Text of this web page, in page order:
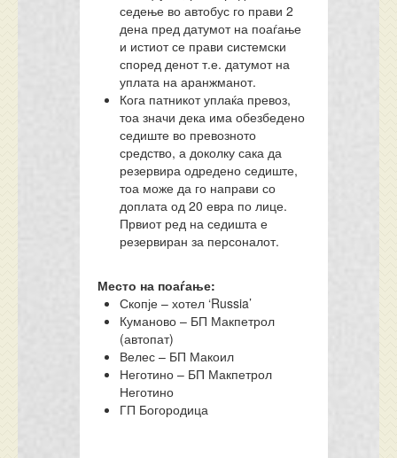
седење во автобус го прави 2
дена пред датумот на поаѓање
и истиот се прави системски
според денот т.е. датумот на
уплата на аранжманот.
Кога патникот уплаќа превоз,
тоа значи дека има обезбедено
седиште во превозното
средство, а доколку сака да
резервира одредено седиште,
тоа може да го направи со
доплата од 20 евра по лице.
Првиот ред на седишта е
резервиран за персоналот.
Место на поаѓање:
Скопје – хотел ‘Russia’
Куманово – БП Макпетрол
(автопат)
Велес – БП Макоил
Неготино – БП Макпетрол
Неготино
ГП Богородица